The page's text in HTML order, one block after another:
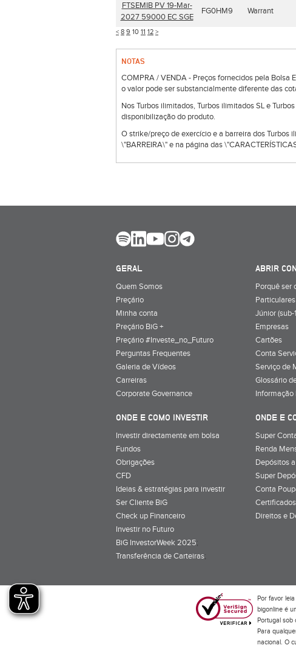
FTSEMIB PV 19-Mar-
2027 59000 EC SGE
FG0HM9 Warrant
< 8 9 10 11 12 >
NOTAS
COMPRA / VENDA - Preços fornecidos pela
o valor pode ser substancialmente diferente das
Nos Turbos ilimitados, Turbos ilimitados SL e
disponibilização do produto.
O strike/preço de exercício e a barreira dos Turbos
\"BARREIRA\" e na página das
GERAL
Quem Somos
Preçário
Minha conta
Preçário BiG +
Preçário #Investe_no_Futuro
Perguntas Frequentes
Galeria de Vídeos
Carreiras
Corporate Governance
ABRIR
Porquê ser
Particulares
Júnior (sub-
Empresas
Cartões
Conta
Serviço de
Glossário
Informação
ONDE E COMO INVESTIR
Investir directamente em bolsa
Fundos
Obrigações
CFD
Ideias & estratégias para investir
Ser Cliente BiG
Check up Financeiro
Investir no Futuro
BiG InvestorWeek 2025;
Transferência de Carteiras;
ONDE E
Super
Renda
Depósitos
Super
Conta
Direitos e
Por favor
bigonline é
Portugal sob
Para
nacional. O